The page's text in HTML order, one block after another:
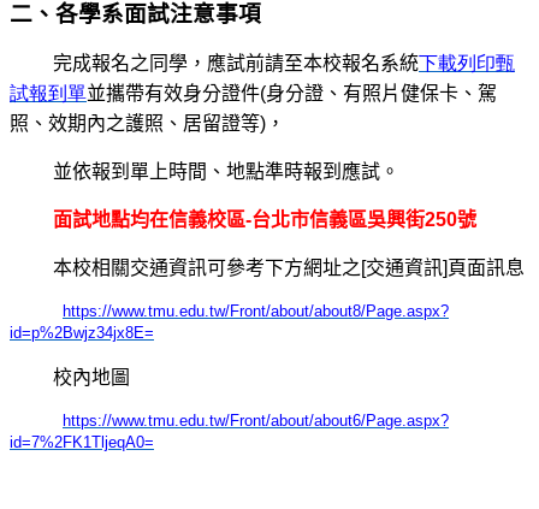
二、各學系面試注意事項
完成報名之同學，應試前請至本校報名系統下載列印甄
試報到單並攜帶有效身分證件(身分證、有照片健保卡、駕
照、效期內之護照、居留證等)，
並依報到單上時間、地點準時報到應試。
面試地點均在信義校區-台北市信義區吳興街250號
本校相關交通資訊可參考下方網址之[交通資訊]頁面訊息
https://www.tmu.edu.tw/Front/about/about8/Page.aspx?
id=p%2Bwjz34jx8E=
校內地圖
https://www.tmu.edu.tw/Front/about/about6/Page.aspx?
id=7%2FK1TljeqA0=